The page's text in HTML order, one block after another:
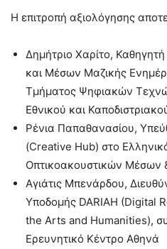
Η επιτροπή αξιολόγησης
Δημήτριο Χαρίτο,
και Μέσων Μαζικής
Τμήματος Ψηφιακών
Εθνικού και
Ρένια Παπαθανασίου,
(Creative Hub) στο
Οπτικοακουστικών Μέσων
Αγιάτις Μπενάρδου,
Υποδομής DARIAH (Digital
the Arts and Humanities),
Ερευνητικό Κέντρο Αθηνά